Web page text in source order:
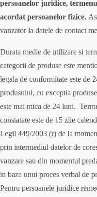
persoanelor juridice,
acordat persoanelor fizice.
vanzator la datele de contact
Durata medie de utilizare si
categorii de produse este
legala de conformitate este de
produsului, cu exceptia
este mai mica de 24 luni.
constatate este de 15 zile
Legii 449/2003 (r) de la
prin intermediul datelor de
vanzare sau din momentul
in baza unui proces verbal de
Pentru persoanele juridice